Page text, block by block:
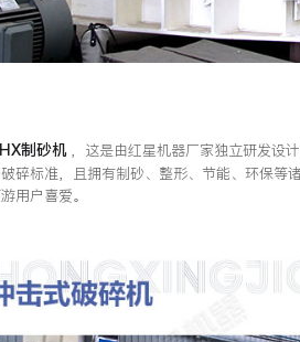
HX制砂机 ，这是由红星机器厂家独立研发设
碎标准，且拥有制砂、整形、节能、环保等
用户喜爱。